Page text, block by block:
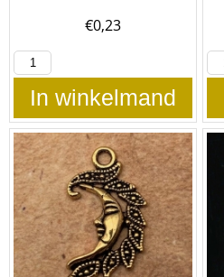
€0,23
In winkelmand